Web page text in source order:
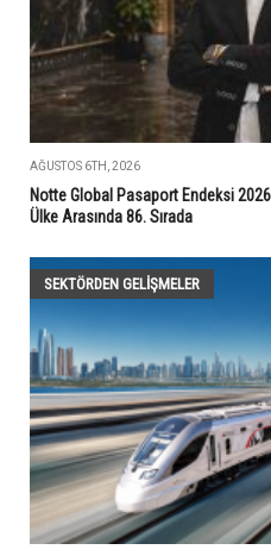
AĞUSTOS 6TH, 2026
Notte Global Pasaport Endeksi
Ülke Arasında 86. Sırada
SEKTÖRDEN GELIŞMELER